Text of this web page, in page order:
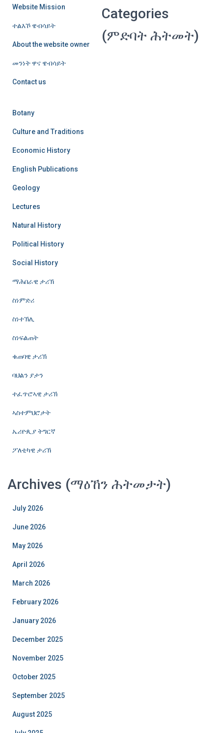
Website Mission
ተልእኾ ዌብሳይት
About the website owner
መንነት ዋና ዌብሳይት
Contact us
Categories
(ምድባት ሕትመት)
Botany
Culture and Traditions
Economic History
English Publications
Geology
Lectures
Natural History
Political History
Social History
ማሕበራዊ ታሪኽ
ስነምድሪ
ስነተኽሊ
ስነፍልጠት
ቁጠባዊ ታሪኽ
ባህልን ያታን
ተፈጥሮኣዊ ታሪኽ
ኣስተምህሮታት
ኤሪዮጲያ ትግርኛ
ፖለቲካዊ ታሪኽ
Archives (ማዕኸን ሕትመታት)
July 2026
June 2026
May 2026
April 2026
March 2026
February 2026
January 2026
December 2025
November 2025
October 2025
September 2025
August 2025